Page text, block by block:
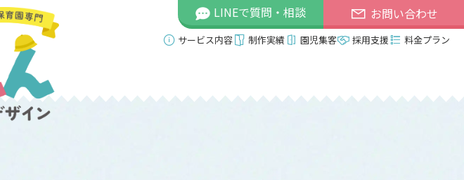
LINEで質問・相談 お問い合わせ
サービス内容 制作実績 園児集客 採用支援 料金プラン